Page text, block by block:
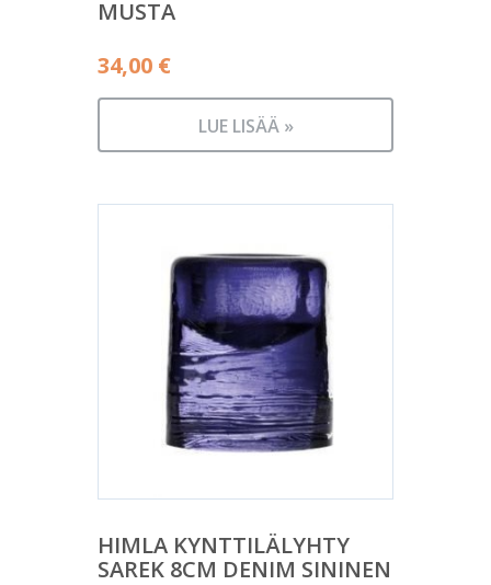
MUSTA
34,00 €
LUE LISÄÄ »
HIMLA KYNTTILÄLYHTY
SAREK 8CM DENIM SININEN